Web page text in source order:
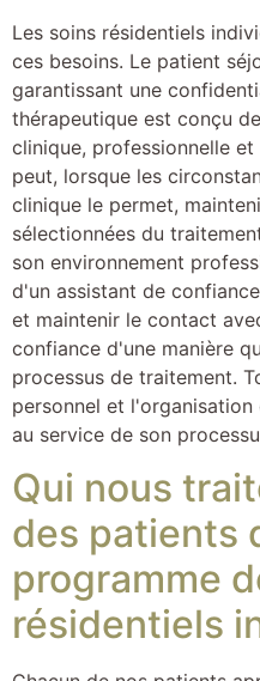
Les soins résidentiels
ces besoins. Le patient
garantissant une
thérapeutique est conçu
clinique, professionnelle
peut, lorsque les
clinique le permet,
sélectionnées du
son environnement
d'un assistant de
et maintenir le contact
confiance d'une manière
processus de traitement.
personnel et
au service de son
Qui nous
des patients
programme
résidentiels